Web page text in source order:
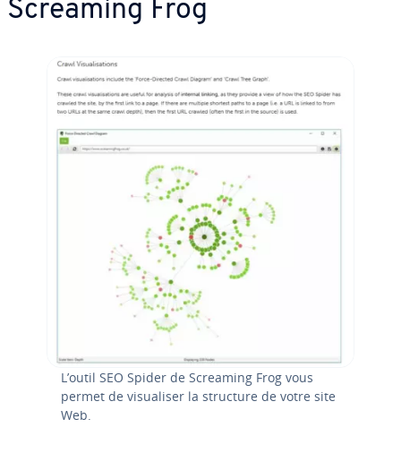
Screaming Frog
L’outil SEO Spider de Screaming Frog vous
permet de vi­sua­li­ser la structure de votre site
Web.